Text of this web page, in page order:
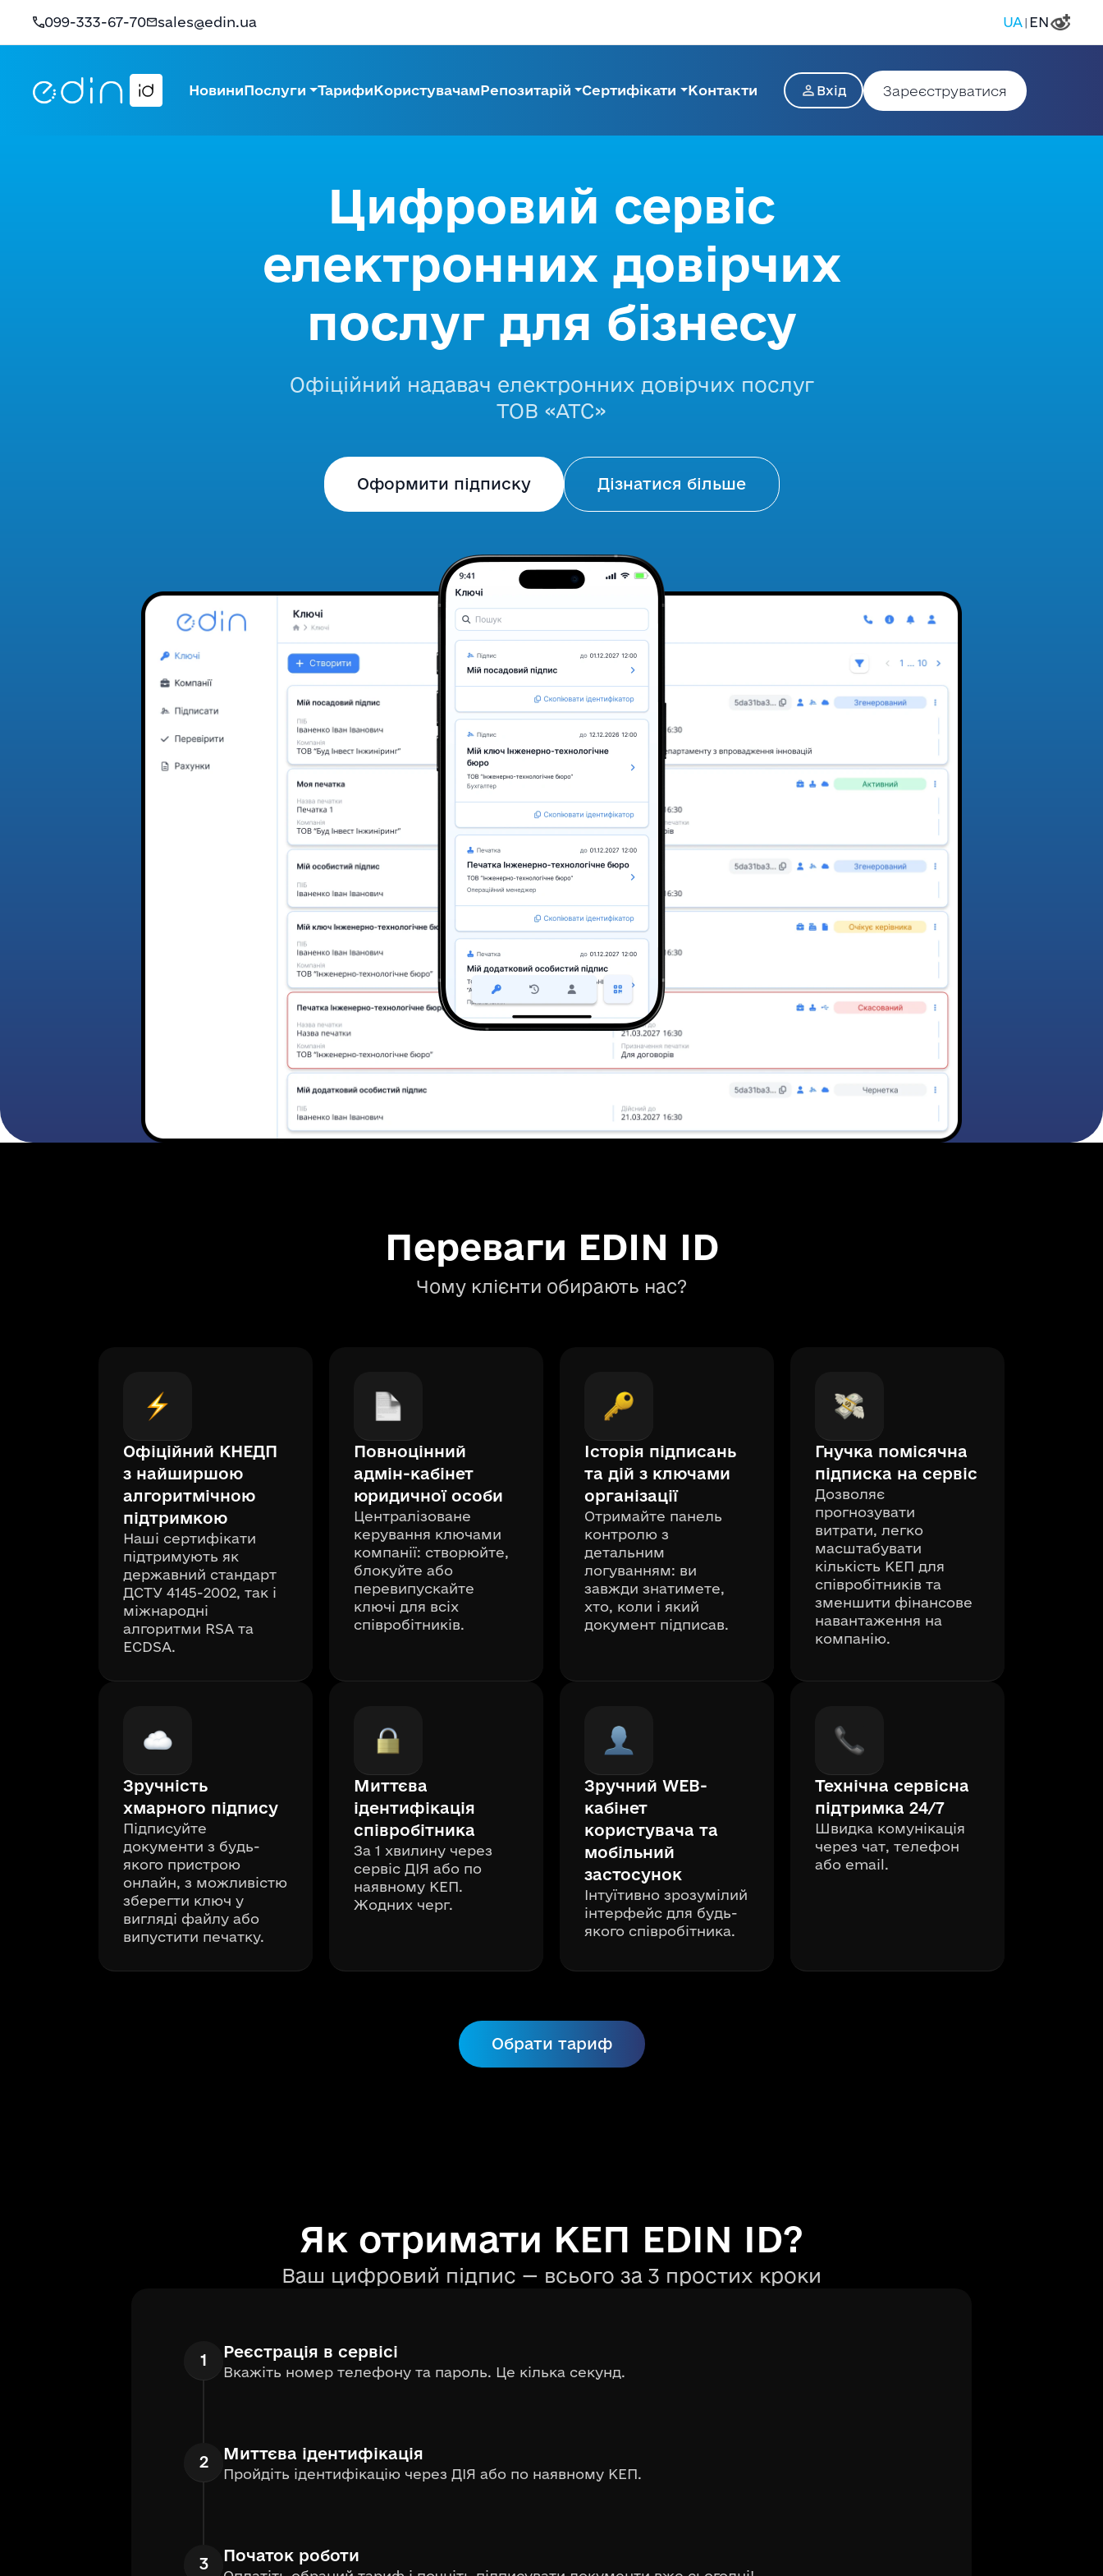
099-333-67-70 sales@edin.ua UA| EN
НовиниПослуги ТарифиКористувачамРепозитарій Сертифікати Контакти Вхід Зареєструватися
Цифровий сервіс
електронних довірчих
послуг для бізнесу
Офіційний надавач електронних довірчих послуг
ТОВ «АТС»
Оформити підписку Дізнатися більше
Переваги EDIN ID
Чому клієнти обирають нас?
Офіційний КНЕДП
з найширшою
алгоритмічною
підтримкою
Наші сертифікати
підтримують як
державний стандарт
ДСТУ 4145-2002, так і
міжнародні
алгоритми RSA та
ECDSA.
Повноцінний
адмін-кабінет
юридичної особи
Централізоване
керування ключами
компанії: створюйте,
блокуйте або
перевипускайте
ключі для всіх
співробітників.
Історія підписань
та дій з ключами
організації
Отримайте панель
контролю з
детальним
логуванням: ви
завжди знатимете,
хто, коли і який
документ підписав.
Гнучка помісячна
підписка на сервіс
Дозволяє
прогнозувати
витрати, легко
масштабувати
кількість КЕП для
співробітників та
зменшити фінансове
навантаження на
компанію.
Зручність
хмарного підпису
Підписуйте
документи з будь-
якого пристрою
онлайн, з можливістю
зберегти ключ у
вигляді файлу або
випустити печатку.
Миттєва
ідентифікація
співробітника
За 1 хвилину через
сервіс ДІЯ або по
наявному КЕП.
Жодних черг.
Зручний WEB-
кабінет
користувача та
мобільний
застосунок
Інтуїтивно зрозумілий
інтерфейс для будь-
якого співробітника.
Технічна сервісна
підтримка 24/7
Швидка комунікація
через чат, телефон
або email.
Обрати тариф
Як отримати КЕП EDIN ID?
Ваш цифровий підпис — всього за 3 простих кроки
1 Реєстрація в сервісі
Вкажіть номер телефону та пароль. Це кілька секунд.
2 Миттєва ідентифікація
Пройдіть ідентифікацію через ДІЯ або по наявному КЕП.
3 Початок роботи